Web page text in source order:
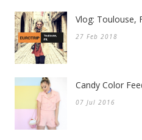
Vlog: Toulouse,
27 Feb 2018
Candy Color
07 Jul 2016